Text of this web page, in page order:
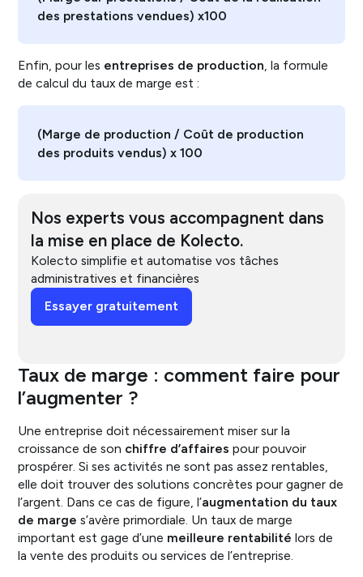
des prestations vendues) x100
Enfin, pour les entreprises de production, la formule
de calcul du taux de marge est :
(Marge de production / Coût de production
des produits vendus) x 100
Nos experts vous accompagnent dans
la mise en place de Kolecto.
Kolecto simplifie et automatise vos tâches
administratives et financières
Essayer gratuitement
Taux de marge : comment faire pour
l’augmenter ?
Une entreprise doit nécessairement miser sur la
croissance de son chiffre d’affaires pour pouvoir
prospérer. Si ses activités ne sont pas assez rentables,
elle doit trouver des solutions concrètes pour gagner de
l’argent. Dans ce cas de figure, l’augmentation du taux
de marge s’avère primordiale. Un taux de marge
important est gage d’une meilleure rentabilité lors de
la vente des produits ou services de l’entreprise.